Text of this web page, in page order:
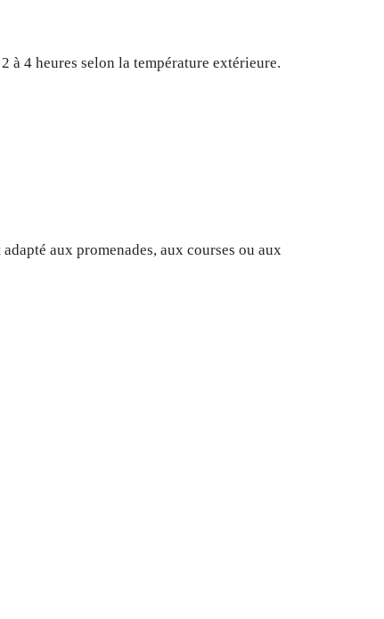
à 4 heures selon la température extérieure.
aux promenades, aux courses ou aux